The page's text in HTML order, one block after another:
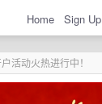
Home Sign Up
活动火热进行中！